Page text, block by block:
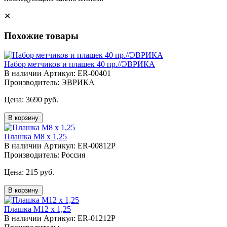
✕
Похожие товары
Набор метчиков и плашек 40 пр.//ЭВРИКА
В наличии Артикул: ER-00401
Производитель: ЭВРИКА
Цена: 3690 руб.
В корзину
Плашка М8 х 1,25
В наличии Артикул: ER-00812P
Производитель: Россия
Цена: 215 руб.
В корзину
Плашка М12 х 1,25
В наличии Артикул: ER-01212P